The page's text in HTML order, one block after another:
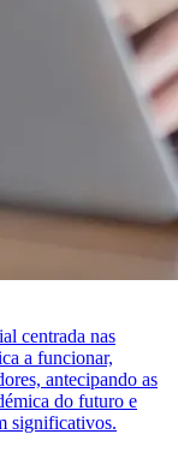
centrada nas
a funcionar,
antecipando as
do futuro e
significativos.